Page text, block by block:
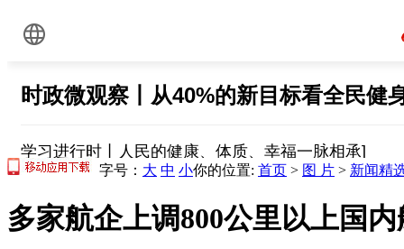
字号： 大 中 小你的位置: 首页 > 图 片 > 新闻精
多家航企上调800公里以上国